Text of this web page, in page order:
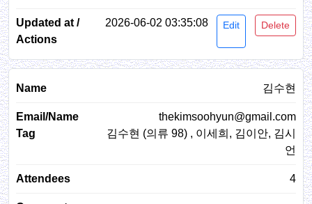
2026-06-02 03:35:08 Edit Delete
김수현
thekimsoohyun@gmail.com
김수현 (의류 98) , 이세희, 김이안, 김시
언
4